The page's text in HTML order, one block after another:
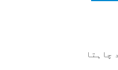
چاہتا